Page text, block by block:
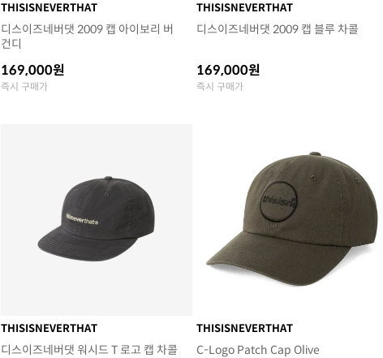
THISISNEVERTHAT
디스이즈네버댓 2009 캡 아이보리 버
건디
169,000원
즉시 구매가
THISISNEVERTHAT
디스이즈네버댓 2009 캡 블루 차콜
169,000원
즉시 구매가
THISISNEVERTHAT
디스이즈네버댓 워시드 T 로고 캡 차콜
THISISNEVERTHAT
C-Logo Patch Cap Olive